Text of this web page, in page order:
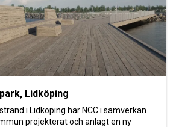
Lidköping
i Lidköping har NCC i samverkan
projekterat och anlagt en ny